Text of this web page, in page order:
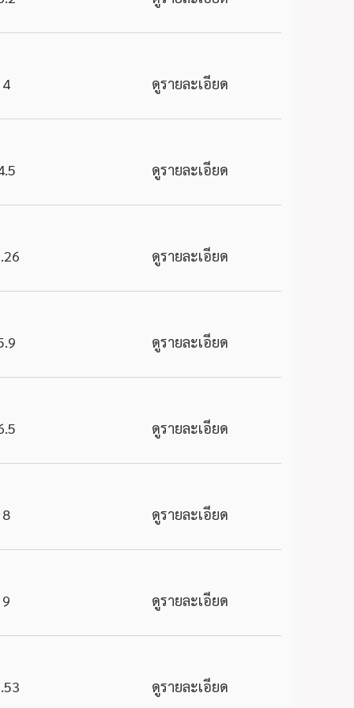
4 ดูรายละเอียด
ดูรายละเอียด
ดูรายละเอียด
ดูรายละเอียด
ดูรายละเอียด
8 ดูรายละเอียด
9 ดูรายละเอียด
ดูรายละเอียด